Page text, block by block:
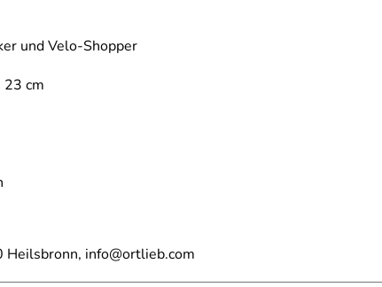
und Velo-Shopper
23 cm
info@ortlieb.com